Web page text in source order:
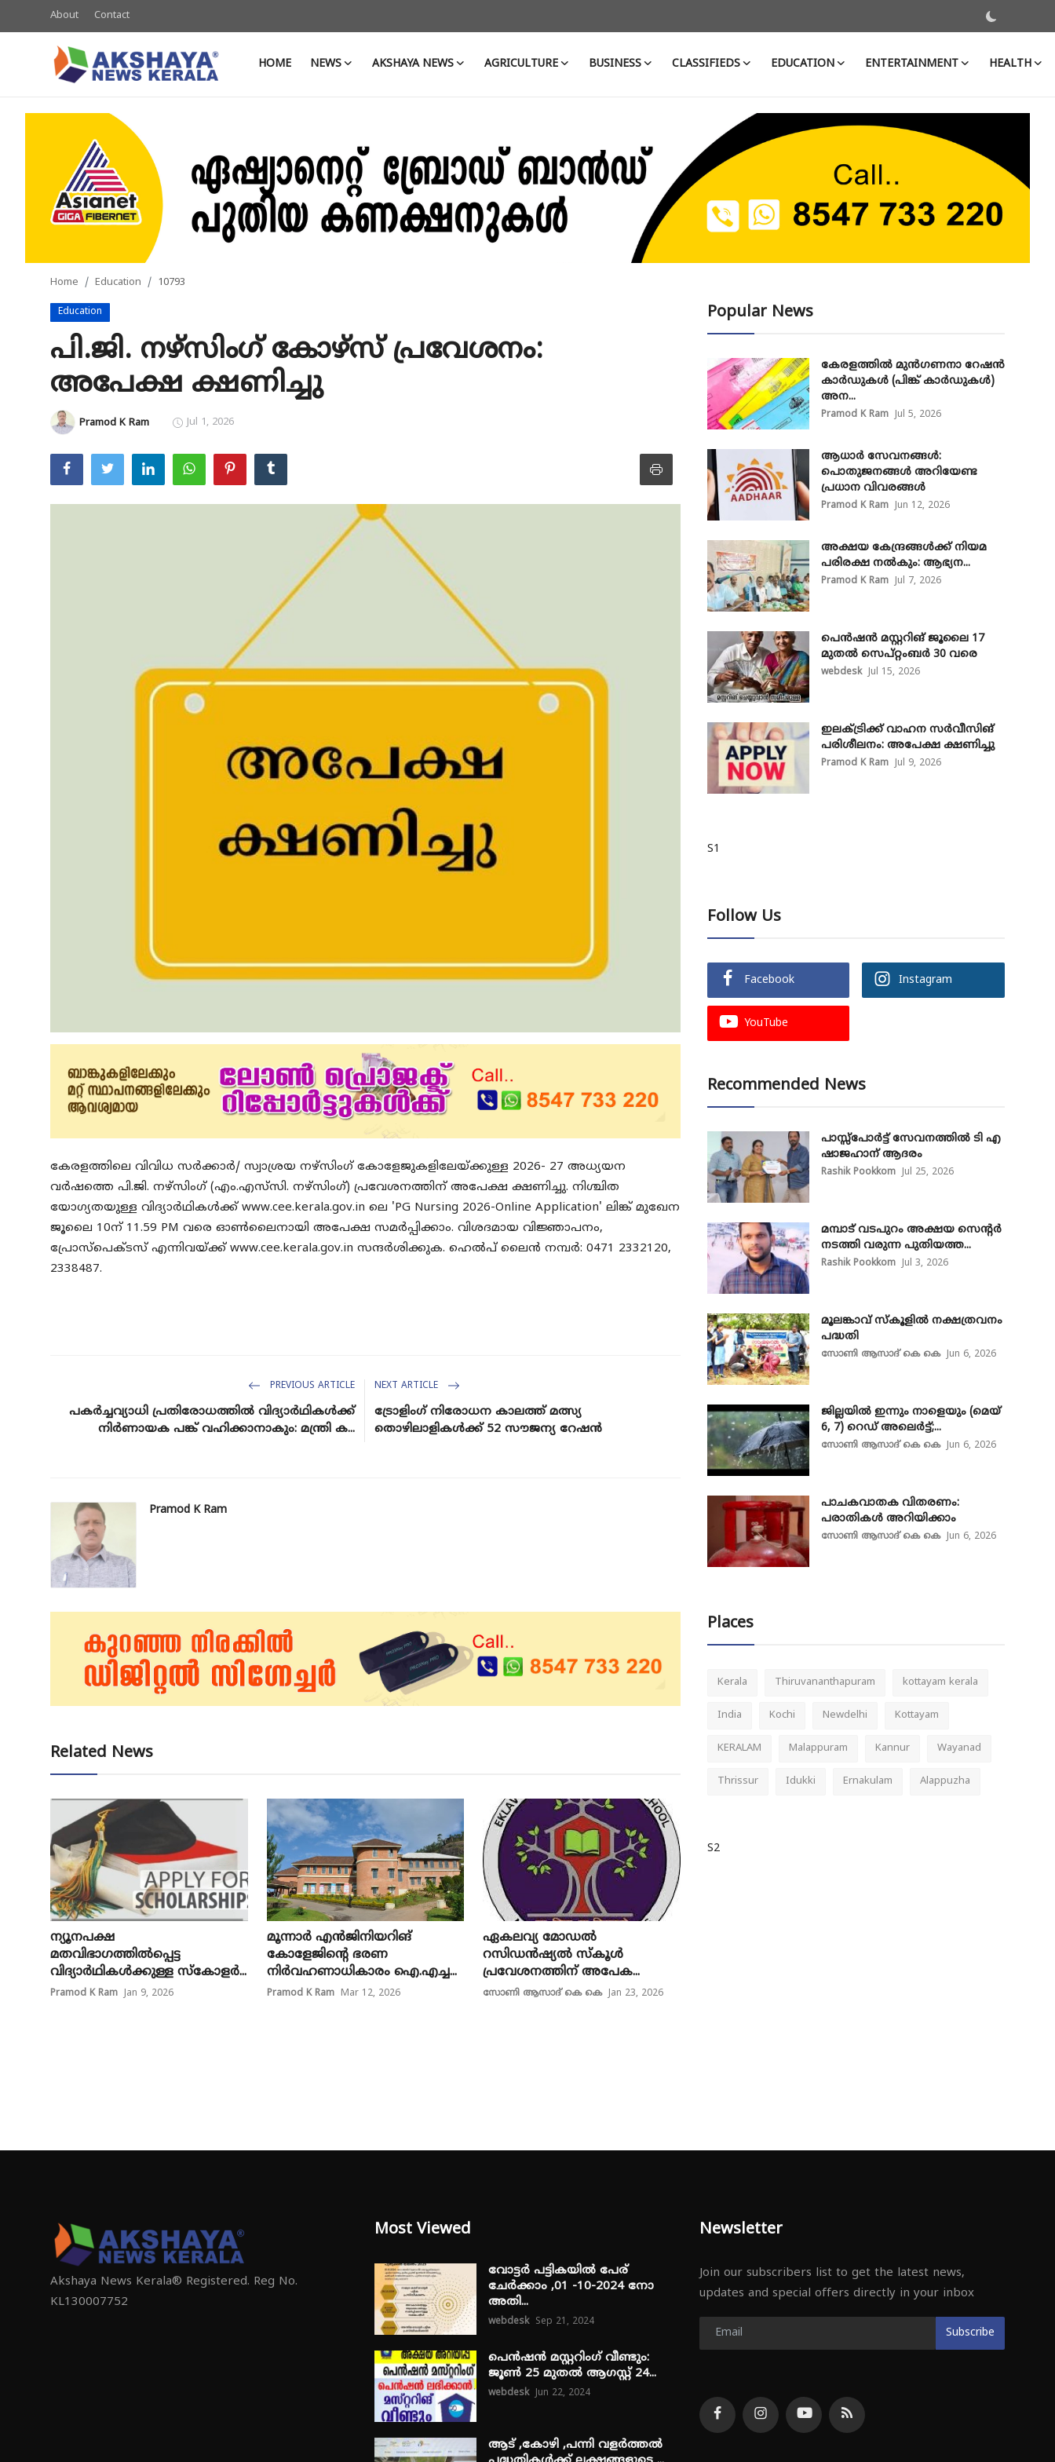
About Contact
HOME NEWS AKSHAYA NEWS AGRICULTURE BUSINESS CLASSIFIEDS EDUCATION ENTERTAINMENT HEALTH
Business
Classifieds
Education
Entertainment
Home Education 10793
Education
പി.ജി. നഴ്സിംഗ് കോഴ്സ് പ്രവേശനം:
അപേക്ഷ ക്ഷണിച്ചു
Pramod K Ram Jul 1, 2026
കേരളത്തിലെ വിവിധ സർക്കാർ/ സ്വാശ്രയ നഴ്സിംഗ് കോളേജുകളിലേയ്ക്കുള്ള 2026- 27 അധ്യയന
വർഷത്തെ പി.ജി. നഴ്സിംഗ് (എം.എസ്‌സി. നഴ്സിംഗ്) പ്രവേശനത്തിന് അപേക്ഷ ക്ഷണിച്ചു. നിശ്ചിത
യോഗ്യതയുള്ള വിദ്യാർഥികൾക്ക് www.cee.kerala.gov.in ലെ 'PG Nursing 2026-Online Application' ലിങ്ക് മുഖേന
ജൂലൈ 10ന് 11.59 PM വരെ ഓൺലൈനായി അപേക്ഷ സമർപ്പിക്കാം. വിശദമായ വിജ്ഞാപനം,
പ്രോസ്പെക്ടസ് എന്നിവയ്ക്ക് www.cee.kerala.gov.in സന്ദർശിക്കുക. ഹെൽപ് ലൈൻ നമ്പർ: 0471 2332120,
2338487.
PREVIOUS ARTICLE
പകർച്ചവ്യാധി പ്രതിരോധത്തിൽ വിദ്യാർഥികൾക്ക്
നിർണായക പങ്ക് വഹിക്കാനാകും: മന്ത്രി ക...
NEXT ARTICLE
ട്രോളിംഗ് നിരോധന കാലത്ത് മത്സ്യ
തൊഴിലാളികൾക്ക് 52 സൗജന്യ റേഷൻ
Pramod K Ram
Related News
ന്യൂനപക്ഷ
മതവിഭാഗത്തിൽപ്പെട്ട
വിദ്യാർഥികൾക്കുള്ള സ്കോളർ...
Pramod K Ram Jan 9, 2026
മൂന്നാർ എൻജിനിയറിങ്
കോളേജിന്റെ ഭരണ
നിർവഹണാധികാരം ഐ.എച്ച...
Pramod K Ram Mar 12, 2026
ഏകലവ്യ മോഡല്‍
റസിഡന്‍ഷ്യല്‍ സ്‌കൂള്‍
പ്രവേശനത്തിന് അപേക...
സോണി ആസാദ് കെ കെ Jan 23, 2026
Popular News
കേരളത്തിൽ മുൻഗണനാ റേഷൻ
കാർഡുകൾ (പിങ്ക് കാർഡുകൾ)
അന...
Pramod K Ram Jul 5, 2026
ആധാർ സേവനങ്ങൾ:
പൊതുജനങ്ങൾ അറിയേണ്ട
പ്രധാന വിവരങ്ങൾ
Pramod K Ram Jun 12, 2026
അക്ഷയ കേന്ദ്രങ്ങള്‍ക്ക് നിയമ
പരിരക്ഷ നൽകും: ആഭ്യന...
Pramod K Ram Jul 7, 2026
പെൻഷൻ മസ്റ്ററിങ് ജൂലൈ 17
മുതൽ സെപ്റ്റംബർ 30 വരെ
webdesk Jul 15, 2026
ഇലക്ട്രിക്ക് വാഹന സർവീസിങ്
പരിശീലനം: അപേക്ഷ ക്ഷണിച്ചു
Pramod K Ram Jul 9, 2026
S1
Follow Us
Facebook Instagram
YouTube
Recommended News
പാസ്സ്‌പോർട്ട് സേവനത്തിൽ ടി എ
ഷാജഹാന് ആദരം
Rashik Pookkom Jul 25, 2026
മമ്പാട് വടപുറം അക്ഷയ സെന്റർ
നടത്തി വരുന്ന പുതിയത്ത...
Rashik Pookkom Jul 3, 2026
മൂലങ്കാവ് സ്കൂളിൽ നക്ഷത്രവനം
പദ്ധതി
സോണി ആസാദ് കെ കെ Jun 6, 2026
ജില്ലയിൽ ഇന്നും നാളെയും (മെയ്
6, 7) റെഡ് അലെർട്ട്;...
സോണി ആസാദ് കെ കെ Jun 6, 2026
പാചകവാതക വിതരണം:
പരാതികൾ അറിയിക്കാം
സോണി ആസാദ് കെ കെ Jun 6, 2026
Places
Kerala Thiruvananthapuram kottayam kerala
India Kochi Newdelhi Kottayam
KERALAM Malappuram Kannur Wayanad
Thrissur Idukki Ernakulam Alappuzha
S2
Akshaya News Kerala® Registered. Reg No.
KL130007752
Most Viewed
വോട്ടർ പട്ടികയിൽ പേര്
ചേർക്കാം ,01 -10-2024 നോ
അതി...
webdesk Sep 21, 2024
പെൻഷൻ മസ്റ്ററിംഗ് വീണ്ടും:
ജൂൺ 25 മുതൽ ആഗസ്റ്റ് 24...
webdesk Jun 22, 2024
ആട് ,കോഴി ,പന്നി വളർത്തൽ
Newsletter
Join our subscribers list to get the latest news,
updates and special offers directly in your inbox
Subscribe